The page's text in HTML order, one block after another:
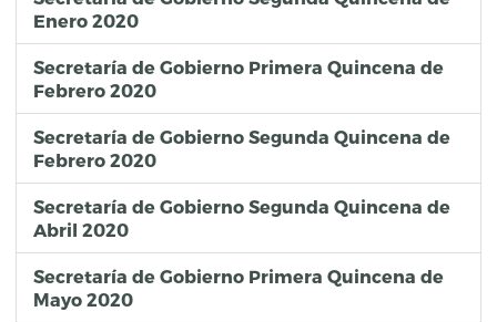
Enero 2020
Secretaría de Gobierno Primera Quincena de
Febrero 2020
Secretaría de Gobierno Segunda Quincena de
Febrero 2020
Secretaría de Gobierno Segunda Quincena de
Abril 2020
Secretaría de Gobierno Primera Quincena de
Mayo 2020